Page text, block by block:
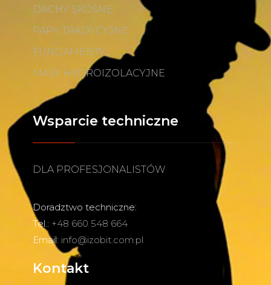
DACHY SKOŚNE
PAPY TRADYCYJNE
FUNDAMENTY
MASY HYDROIZOLACYJNE
Wsparcie techniczne
DLA PROFESJONALISTÓW
Doradztwo techniczne:
Tel.: +48 660 548 664
Email: info@izobit.com.pl
Kontakt